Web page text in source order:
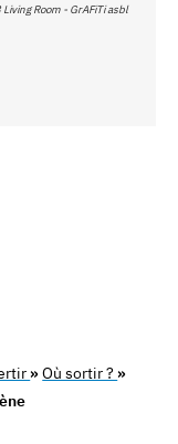
Living Room - GrAFiTi asbl
»Où sortir ? »